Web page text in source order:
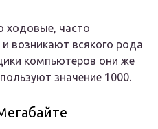
ходовые, часто
возникают всякого рода
компьютеров они же
значение 1000.